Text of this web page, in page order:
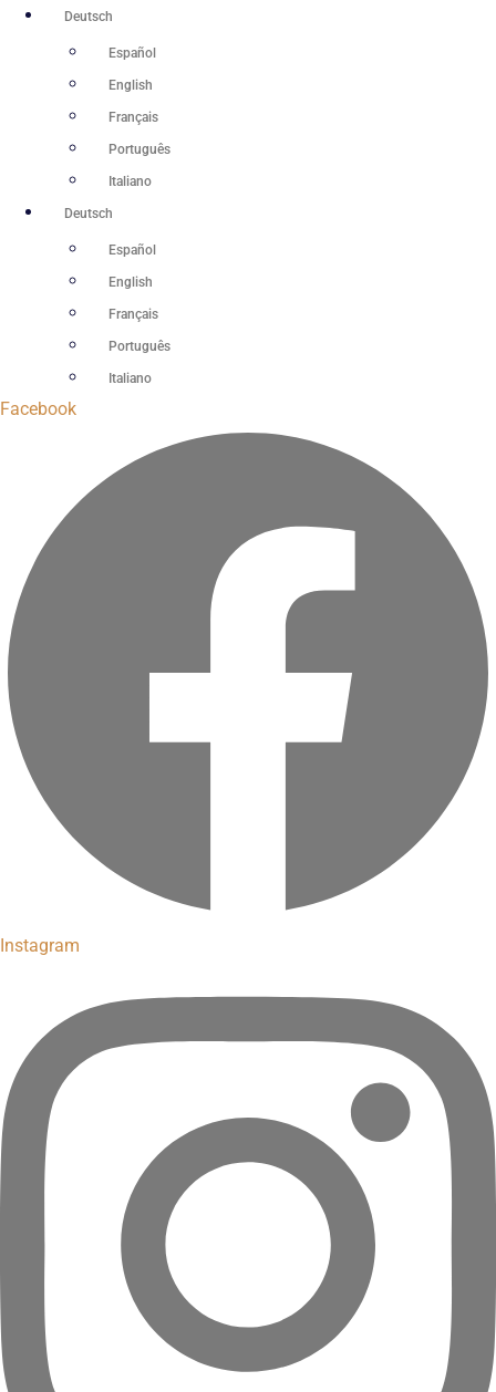
Zum
Deutsch
Español
English
Français
Português
Italiano
Deutsch
Español
English
Français
Português
Italiano
Facebook
Instagram